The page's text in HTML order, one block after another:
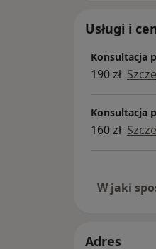
Usługi i
Konsultacja
190 zł
Konsultacja
160 zł
W jaki
Adres